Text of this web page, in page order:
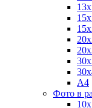
А4
Фото в